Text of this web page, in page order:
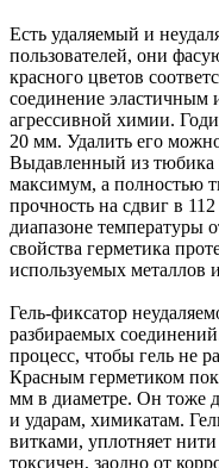
Есть удаляемый и
пользователей, они
красного цветов
соединение эластичным
агрессивной химии.
20 мм. Удалить его
Выдавленный из тюбика
максимум, а полностью
прочность на сдвиг в
диапазоне температуры
свойства герметика
используемых металлов
Гель-фиксатор
разбираемых
процесс, чтобы гель не
Красным герметиком
мм в диаметре. Он тоже
и ударам, химикатам.
витками, уплотняет
токсичен, заодно от